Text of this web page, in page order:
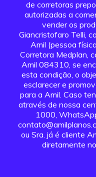
de corretoras
autorizadas a
vender os
Giancristofaro Telli,
Amil (pessoa
Corretora Medplan,
Amil 084310, se
esta condição, o
esclarecer e
para a Amil. Caso
através de nossa
1000,
ou Sra. já é cliente
diretamente